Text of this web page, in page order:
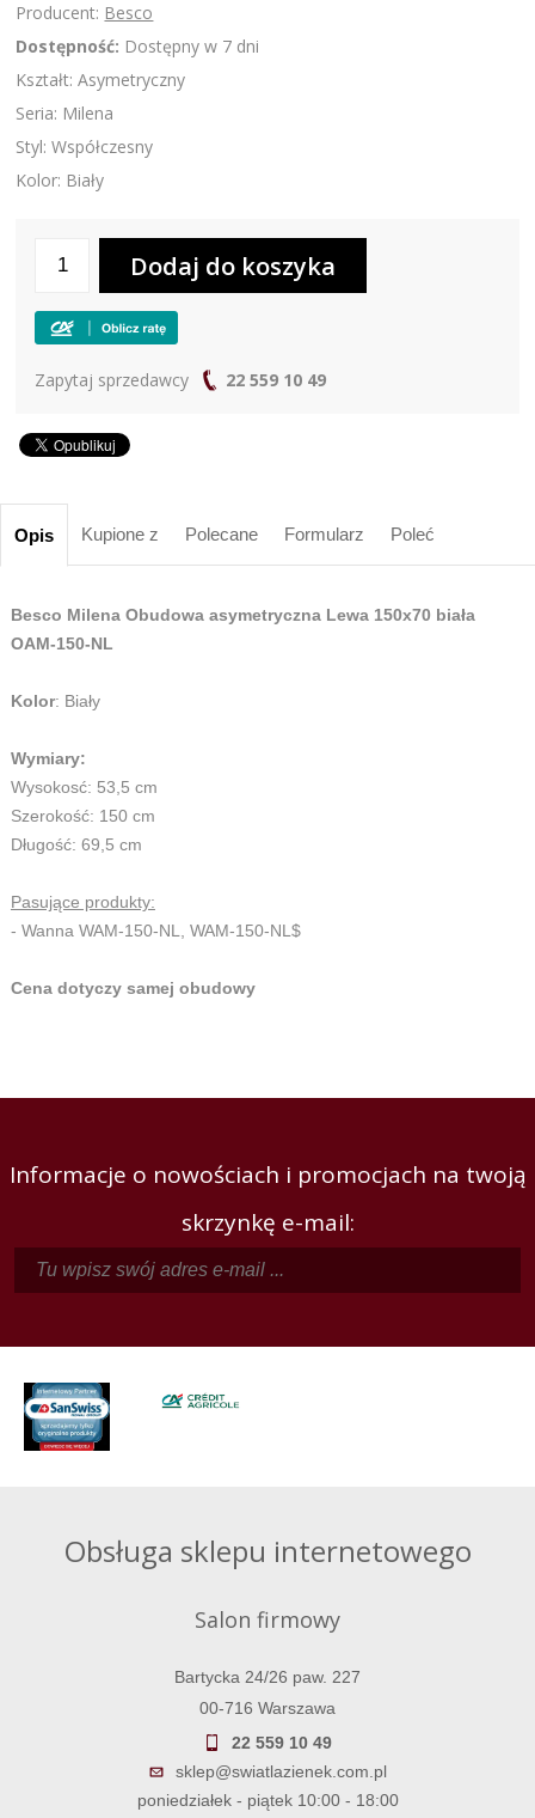
Producent: Besco
Dostępność: Dostępny w 7 dni
Kształt: Asymetryczny
Seria: Milena
Styl: Współczesny
Kolor: Biały
Zapytaj sprzedawcy 22 559 10 49
Opis Kupione z Polecane Formularz Poleć
Besco Milena Obudowa asymetryczna Lewa 150x70 biała
OAM-150-NL
Kolor: Biały
Wymiary:
Wysokosć: 53,5 cm
Szerokość: 150 cm
Długość: 69,5 cm
Pasujące produkty:
- Wanna WAM-150-NL, WAM-150-NL$
Cena dotyczy samej obudowy
Informacje o nowościach i promocjach na twoją
skrzynkę e-mail:
Obsługa sklepu internetowego
Salon firmowy
Bartycka 24/26 paw. 227
00-716 Warszawa
22 559 10 49
sklep@swiatlazienek.com.pl
poniedziałek - piątek 10:00 - 18:00